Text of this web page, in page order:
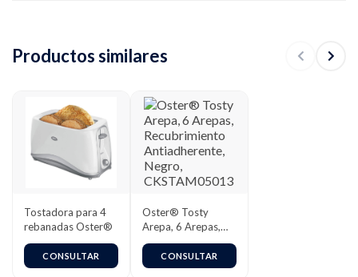
Productos similares
Tostadora para 4
rebanadas Oster®
CONSULTAR
Oster® Tosty
Arepa, 6 Arepas,
Recubrimiento
Antiadherente,
Negro,
CONSULTAR